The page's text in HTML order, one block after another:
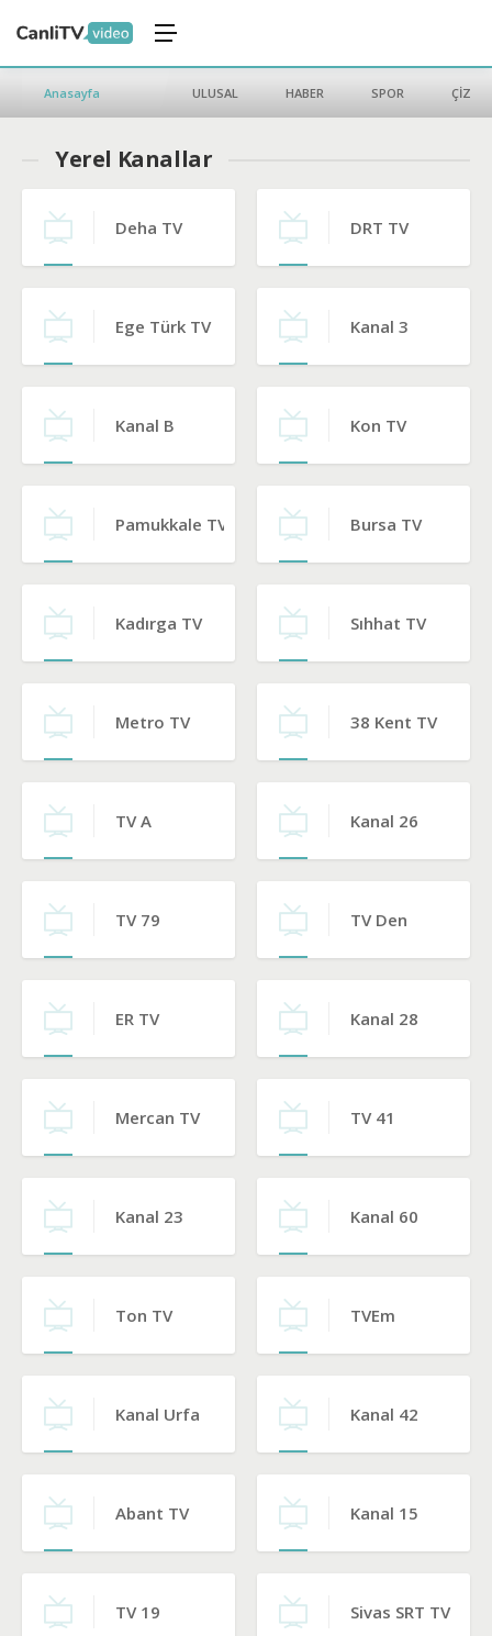
Anasayfa ULUSAL HABER SPOR ÇİZGİ
Yerel Kanallar
Deha TV DRT TV
Ege Türk TV Kanal 3
Kanal B Kon TV
Pamukkale TV Bursa TV
Kadırga TV Sıhhat TV
Metro TV 38 Kent TV
TV A Kanal 26
TV 79 TV Den
ER TV Kanal 28
Mercan TV TV 41
Kanal 23 Kanal 60
Ton TV TVEm
Kanal Urfa Kanal 42
Abant TV Kanal 15
TV 19 Sivas SRT TV